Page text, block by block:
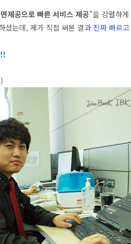
제공으로 빠른 서비스 제공"을 강렬하
셨는데, 제가 직접 써본 결과 진짜 빠르